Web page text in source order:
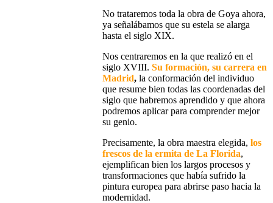
No trataremos toda la obra de Goya ahora,
ya señalábamos que su estela se alarga
hasta el siglo XIX.
Nos centraremos en la que realizó en el
siglo XVIII. Su formación, su carrera en
Madrid, la conformación del individuo
que resume bien todas las coordenadas del
siglo que habremos aprendido y que ahora
podremos aplicar para comprender mejor
su genio.
Precisamente, la obra maestra elegida, los
frescos de la ermita de La Florida,
ejemplifican bien los largos procesos y
transformaciones que había sufrido la
pintura europea para abrirse paso hacia la
modernidad.